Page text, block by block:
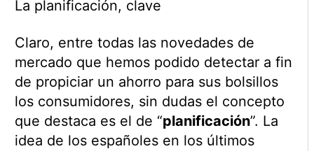
La planificación, clave
Claro, entre todas las novedades de
mercado que hemos podido detectar a fin
de propiciar un ahorro para sus bolsillos
los consumidores, sin dudas el concepto
que destaca es el de “planificación”. La
idea de los españoles en los últimos